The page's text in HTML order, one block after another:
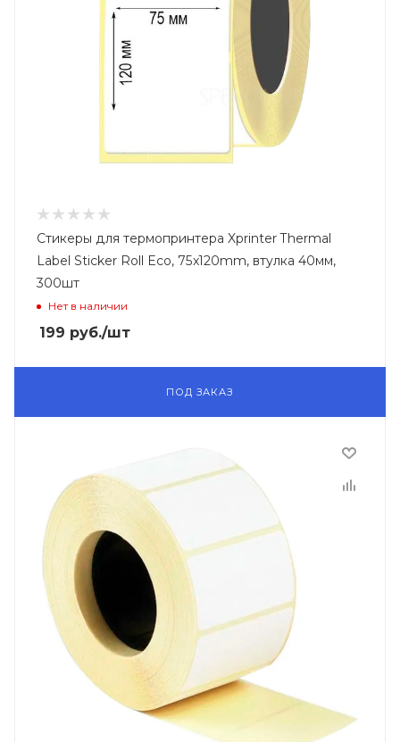
Стикеры для термопринтера Xprinter Thermal
Label Sticker Roll Eco, 75x120mm, втулка 40мм,
300шт
Нет в наличии
199 руб./шт
ПОД ЗАКАЗ